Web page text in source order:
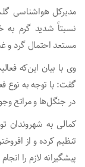
مدیرکل هواشناسی
نسبتاً شدید گرم
مستعد احتمال گرد و
وی با بیان این‌که
گفت: با توجه به نوع
در جنگل‌ها و مراتع
کمالی به شهروندان
تنظیم کرده و از
پیشگیرانه لازم را